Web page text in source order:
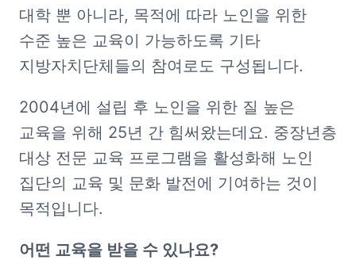
대학 뿐 아니라, 목적에 따라 노인을 위한
수준 높은 교육이 가능하도록 기타
지방자치단체들의 참여로도 구성됩니다.
2004년에 설립 후 노인을 위한 질 높은
교육을 위해 25년 간 힘써왔는데요. 중장년층
대상 전문 교육 프로그램을 활성화해 노인
집단의 교육 및 문화 발전에 기여하는 것이
목적입니다.
어떤 교육을 받을 수 있나요?